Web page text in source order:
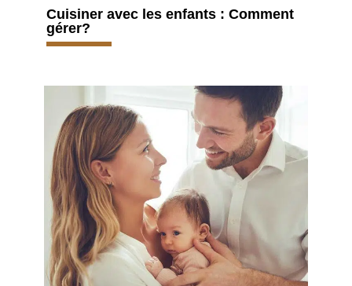
Cuisiner avec les enfants : Comment
gérer?